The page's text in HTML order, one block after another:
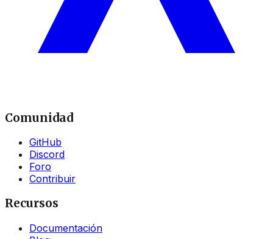
Comunidad
GitHub
Discord
Foro
Contribuir
Recursos
Documentación